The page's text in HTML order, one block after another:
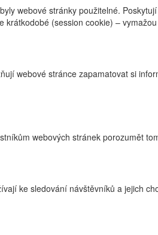
webové stránky použitelné.
krátkodobé (session cookie) –
webové stránce zapamatovat si
webových stránek porozumět
ke sledování návštěvníků a jejich